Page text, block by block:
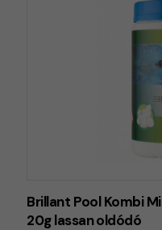
Brillant Pool Kombi
20g lassan oldódó